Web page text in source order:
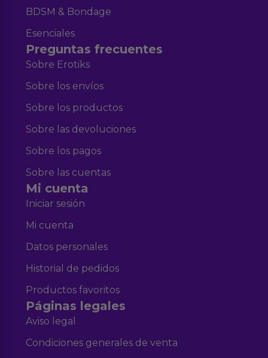
BDSM & Bondage
Esenciales
Preguntas frecuentes
Sobre Erotiks
Sobre los envíos
Sobre los productos
Sobre las devoluciones
Sobre los pagos
Sobre las cuentas
Mi cuenta
Iniciar sesión
Mi cuenta
Datos personales
Historial de pedidos
Productos favoritos
Páginas legales
Aviso legal
Condiciones generales de venta